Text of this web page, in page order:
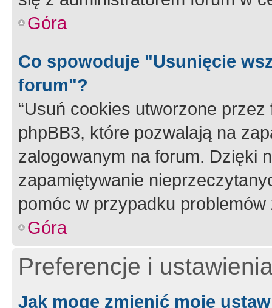
Góra
Co spowoduje "Usunięcie
forum"?
“Usuń cookies utworzone
phpBB3, które pozwalają na
zalogowanym na forum. Dzięki
zapamiętywanie
pomóc w przypadku
Góra
Preferencje i
Jak mogę zmienić moje